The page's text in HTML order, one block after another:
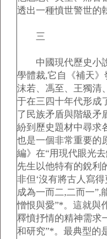
透出一種憤世警世的
三
中國現代歷史小說
學體裁,它自《補天
沫若、馮至、王獨清
于在三四十年代形成
了民族矛盾與階級矛
紛到歷史題材中尋求
也是一個非常重要的
編》在“用現代眼光
先生以他特有的銳利
非但‘沒有將古人寫
成為一而二,二而一”,
憎恨與愛”*。這就與
釋憤抒情的精神需求
和研究”*。最典型的